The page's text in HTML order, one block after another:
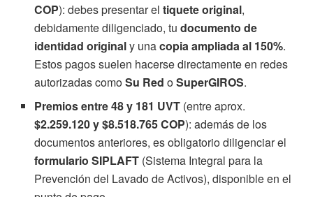
COP): debes presentar eltiquete original,
debidamente diligenciado, tudocumento de
identidad originaly unacopia ampliada al 150%.
Estos pagos suelen hacerse directamente en redes
autorizadas comoSu Red oSuperGIROS.
Premios entre 48 y 181 UVT (entre aprox.
$2.259.120 y $8.518.765 COP): además de los
documentos anteriores, es obligatorio diligenciar el
formulario SIPLAFT (Sistema Integral para la
Prevención del Lavado de Activos), disponible en el